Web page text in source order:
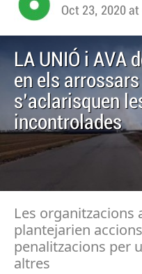
Oct 23, 2020 at
LA UNIÓ i AVA
en els
s'aclarisquen
incontrolades
Les
plantejarien
penalitzacions per
altres